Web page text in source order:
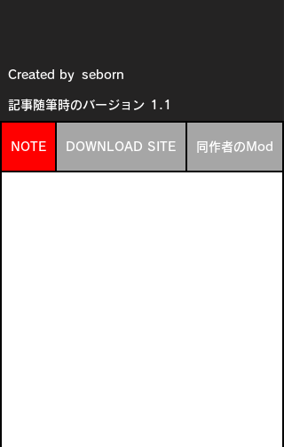
Created by seborn
記事随筆時のバージョン 1.1
NOTE DOWNLOAD SITE 同作者のMod